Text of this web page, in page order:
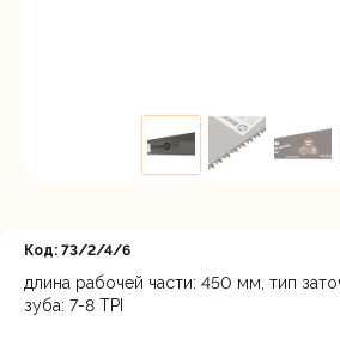
Код: 73/2/4/6
длина рабочей части: 450 мм, тип
зуба: 7-8 TPI